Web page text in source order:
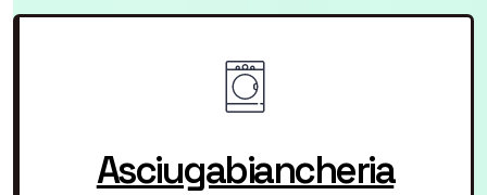
Asciugabiancheria